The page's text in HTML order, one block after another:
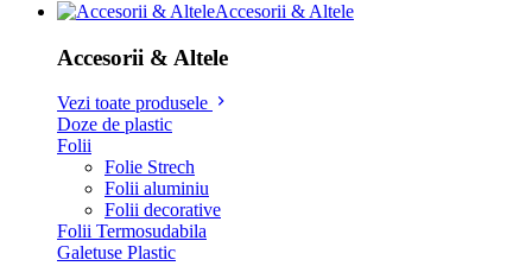
Accesorii & Altele
Accesorii & Altele
Vezi toate produsele
Doze de plastic
Folii
Folie Strech
Folii aluminiu
Folii decorative
Folii Termosudabila
Galetuse Plastic